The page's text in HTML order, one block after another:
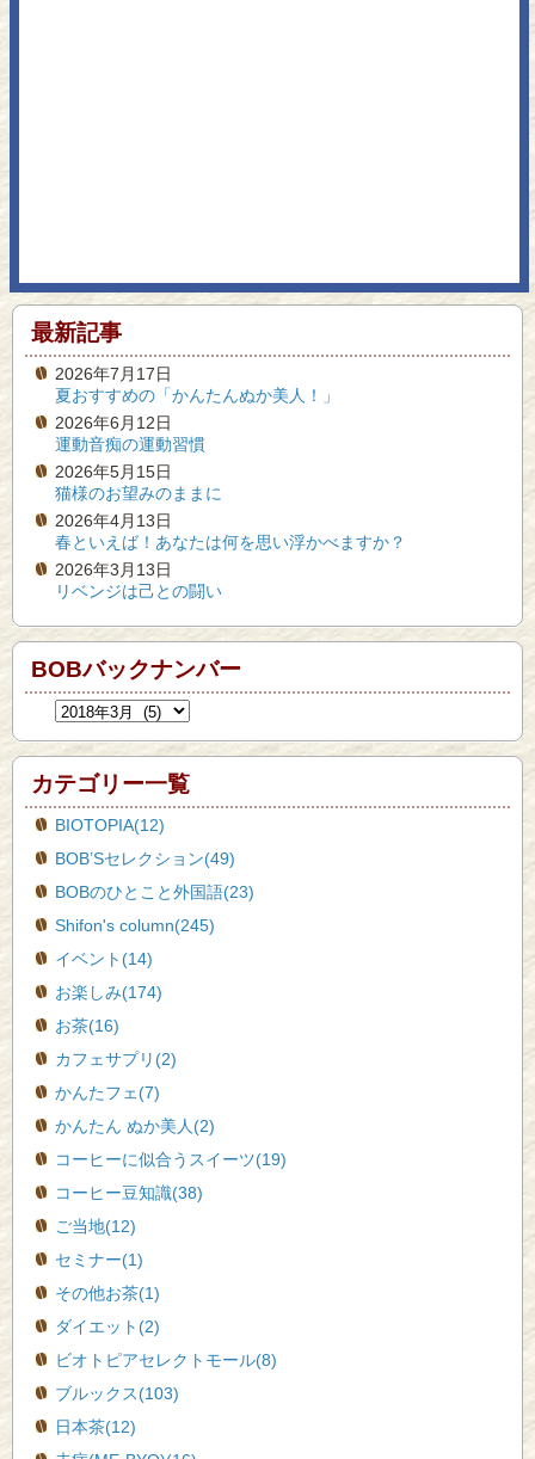
最新記事
2026年7月17日
夏おすすめの「かんたんぬか美人！」
2026年6月12日
運動音痴の運動習慣
2026年5月15日
猫様のお望みのままに
2026年4月13日
春といえば！あなたは何を思い浮かべますか？
2026年3月13日
リベンジは己との闘い
BOBバックナンバー
カテゴリー一覧
BIOTOPIA(12)
BOB’Sセレクション(49)
BOBのひとこと外国語(23)
Shifon's column(245)
イベント(14)
お楽しみ(174)
お茶(16)
カフェサプリ(2)
かんたフェ(7)
かんたん ぬか美人(2)
コーヒーに似合うスイーツ(19)
コーヒー豆知識(38)
ご当地(12)
セミナー(1)
その他お茶(1)
ダイエット(2)
ビオトピアセレクトモール(8)
ブルックス(103)
日本茶(12)